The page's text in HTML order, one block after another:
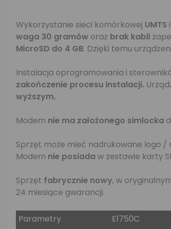
Wykorzystanie sieci komórkowej UMTS
waga 30 gramów oraz brak kabli
MicroSD do 4 GB. Dzięki temu
Instalacja oprogramowania i
zakończenie procesu instalacji.
wyższym.
Modem nie ma założonego simlocka
Sprzęt może mieć nadrukowane logo
Modem nie posiada w zestawie karty
Sprzęt fabrycznie nowy, w
24 miesiące gwarancji.
Parametry E1750C